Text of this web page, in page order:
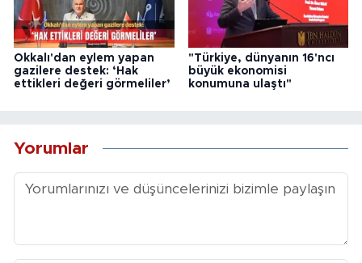
Okkalı'dan eylem yapan
gazilere destek: ‘Hak
ettikleri değeri görmeliler’
"Türkiye, dünyanın 16'ncı
büyük ekonomisi
konumuna ulaştı"
Yorumlar